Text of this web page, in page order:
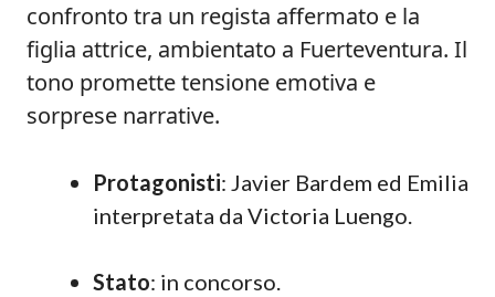
confronto tra un regista affermato e la
figlia attrice, ambientato a Fuerteventura. Il
tono promette tensione emotiva e
sorprese narrative.
Protagonisti: Javier Bardem ed Emilia
interpretata da Victoria Luengo.
Stato: in concorso.